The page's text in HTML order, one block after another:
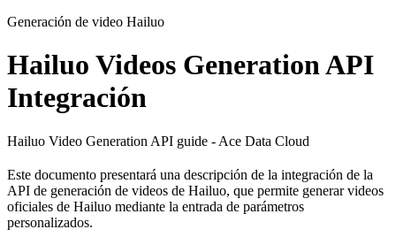
Generación de video Hailuo
Hailuo Videos Generation API
Integración
Hailuo Video Generation API guide - Ace Data Cloud
Este documento presentará una descripción de la integración de la
API de generación de videos de Hailuo, que permite generar videos
oficiales de Hailuo mediante la entrada de parámetros
personalizados.